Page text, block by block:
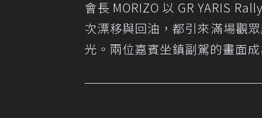
會長 MORIZO 以 GR YARIS
次漂移與回油，都引來滿場觀
光。兩位嘉賓坐鎮副駕的畫面